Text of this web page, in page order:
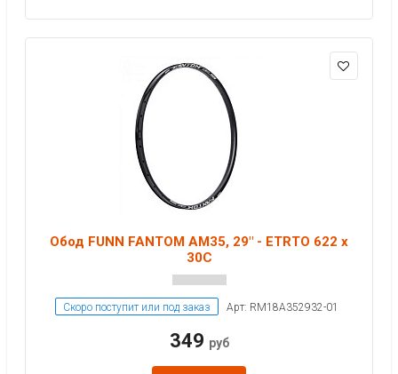
Обод FUNN FANTOM AM35, 29" - ETRTO 622 x
30C
Скоро поступит или под заказ Арт: RM18A352932-01
349 руб